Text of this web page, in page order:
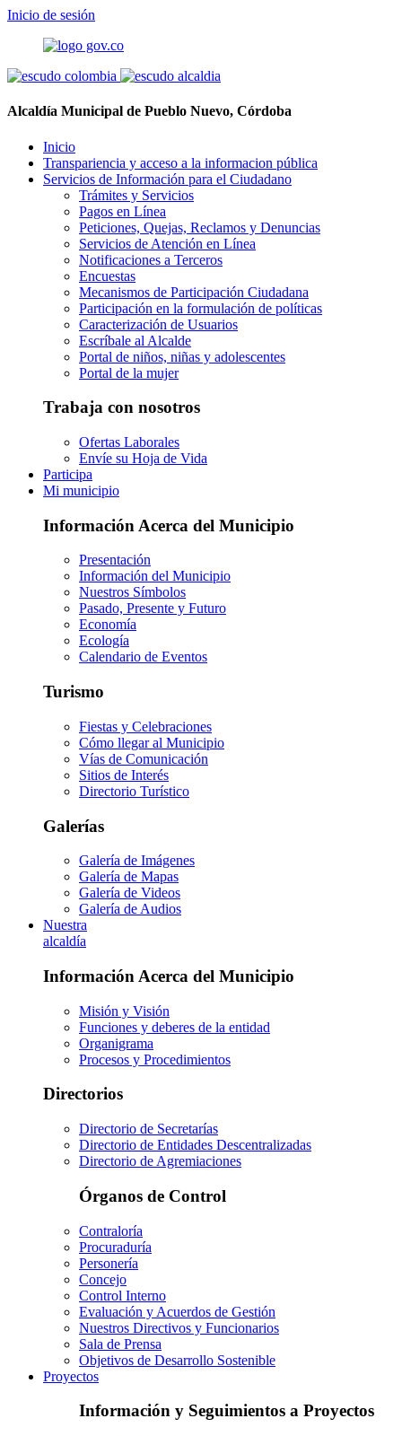
Inicio de sesión
Alcaldía Municipal de Pueblo Nuevo, Córdoba
Inicio
Transpariencia y acceso a la informacion pública
Servicios de Información para el Ciudadano
Trámites y Servicios
Pagos en Línea
Peticiones, Quejas, Reclamos y Denuncias
Servicios de Atención en Línea
Notificaciones a Terceros
Encuestas
Mecanismos de Participación Ciudadana
Participación en la formulación de políticas
Caracterización de Usuarios
Escríbale al Alcalde
Portal de niños, niñas y adolescentes
Portal de la mujer
Trabaja con nosotros
Ofertas Laborales
Envíe su Hoja de Vida
Participa
Mi municipio
Información Acerca del Municipio
Presentación
Información del Municipio
Nuestros Símbolos
Pasado, Presente y Futuro
Economía
Ecología
Calendario de Eventos
Turismo
Fiestas y Celebraciones
Cómo llegar al Municipio
Vías de Comunicación
Sitios de Interés
Directorio Turístico
Galerías
Galería de Imágenes
Galería de Mapas
Galería de Videos
Galería de Audios
Nuestra
alcaldía
Información Acerca del Municipio
Misión y Visión
Funciones y deberes de la entidad
Organigrama
Procesos y Procedimientos
Directorios
Directorio de Secretarías
Directorio de Entidades Descentralizadas
Directorio de Agremiaciones
Órganos de Control
Contraloría
Procuraduría
Personería
Concejo
Control Interno
Evaluación y Acuerdos de Gestión
Nuestros Directivos y Funcionarios
Sala de Prensa
Objetivos de Desarrollo Sostenible
Proyectos
Información y Seguimientos a Proyectos